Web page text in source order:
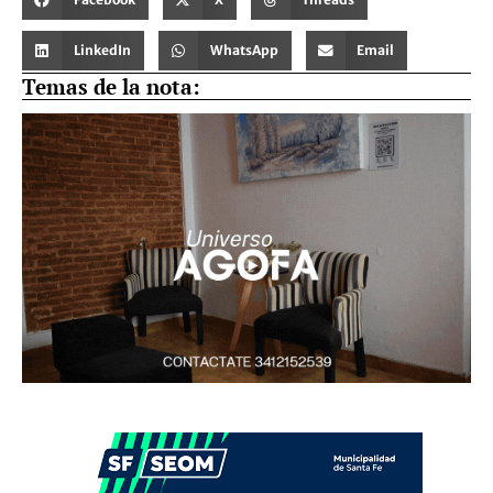
LinkedIn WhatsApp Email
Temas de la nota: